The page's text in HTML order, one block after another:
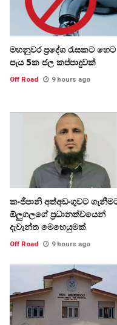
මහනුවර ප්‍රදේශ රැසකට හෙට
පැය 5ක ජල කප්පාදුවක්
Off Road 9 hours ago
කංජිපානි අත්අඩංගුවට
ඕලුගලගේ ප්‍රධානත්වයෙන්
දැවැන්ත මෙහෙයුමක්
Off Road 9 hours ago